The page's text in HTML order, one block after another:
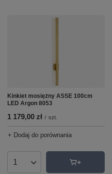
Kinkiet mosiężny ASSE 100cm
LED Argon 8053
1 179,00 zł / szt.
+ Dodaj do porównania
Ilość produktów